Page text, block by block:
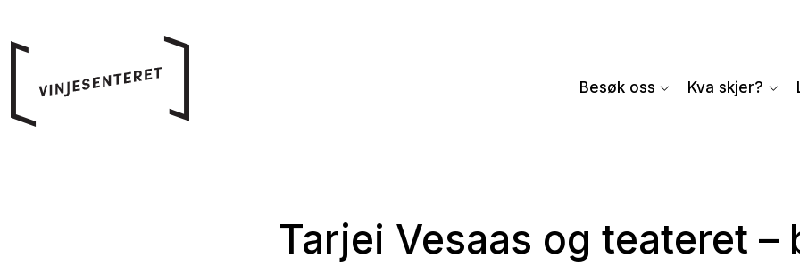
Besøk oss Kva skjer?
Tarjei Vesaas og teateret –